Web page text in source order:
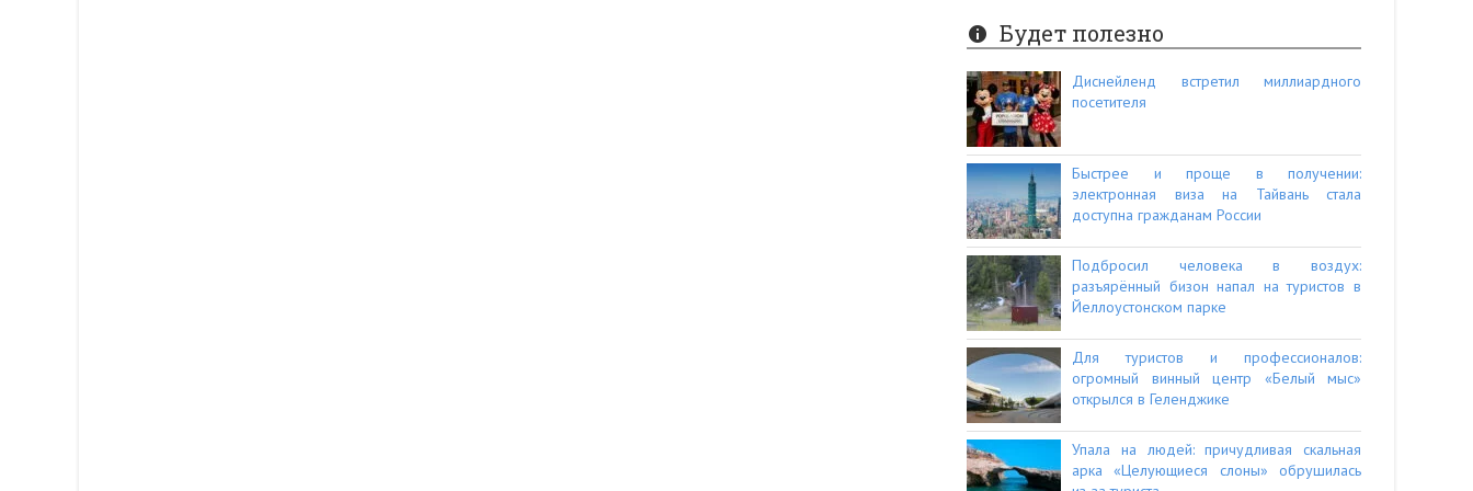
Будет полезно
Диснейленд встретил миллиардного
посетителя
Быстрее и проще в получении:
электронная виза на Тайвань стала
доступна гражданам России
Подбросил человека в воздух:
разъярённый бизон напал на туристов в
Йеллоустонском парке
Для туристов и профессионалов:
огромный винный центр «Белый мыс»
открылся в Геленджике
Упала на людей: причудливая скальная
арка «Целующиеся слоны» обрушилась